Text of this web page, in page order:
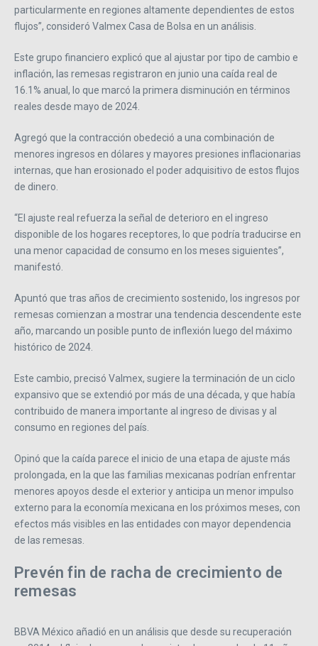
particularmente en regiones altamente dependientes de estos
flujos”, consideró Valmex Casa de Bolsa en un análisis.
Este grupo financiero explicó que al ajustar por tipo de cambio e
inflación, las remesas registraron en junio una caída real de
16.1% anual, lo que marcó la primera disminución en términos
reales desde mayo de 2024.
Agregó que la contracción obedeció a una combinación de
menores ingresos en dólares y mayores presiones inflacionarias
internas, que han erosionado el poder adquisitivo de estos flujos
de dinero.
“El ajuste real refuerza la señal de deterioro en el ingreso
disponible de los hogares receptores, lo que podría traducirse en
una menor capacidad de consumo en los meses siguientes”,
manifestó.
Apuntó que tras años de crecimiento sostenido, los ingresos por
remesas comienzan a mostrar una tendencia descendente este
año, marcando un posible punto de inflexión luego del máximo
histórico de 2024.
Este cambio, precisó Valmex, sugiere la terminación de un ciclo
expansivo que se extendió por más de una década, y que había
contribuido de manera importante al ingreso de divisas y al
consumo en regiones del país.
Opinó que la caída parece el inicio de una etapa de ajuste más
prolongada, en la que las familias mexicanas podrían enfrentar
menores apoyos desde el exterior y anticipa un menor impulso
externo para la economía mexicana en los próximos meses, con
efectos más visibles en las entidades con mayor dependencia
de las remesas.
Prevén fin de racha de crecimiento de
remesas
BBVA México añadió en un análisis que desde su recuperación